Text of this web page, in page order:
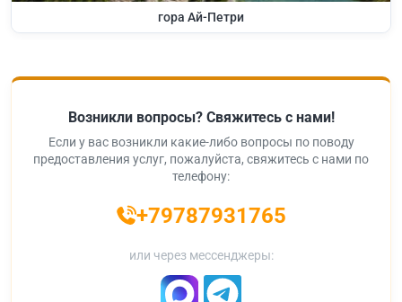
гора Ай-Петри
Возникли вопросы? Свяжитесь с нами!
Если у вас возникли какие-либо вопросы по поводу
предоставления услуг, пожалуйста, свяжитесь с нами по
телефону:
+79787931765
или через мессенджеры: